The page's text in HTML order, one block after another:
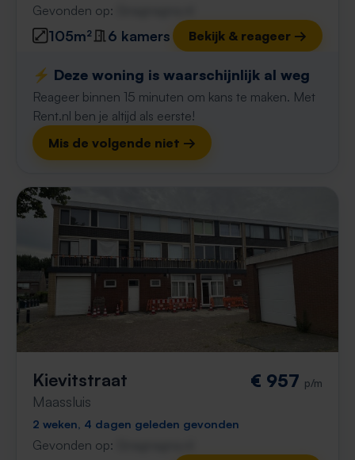
Gevonden op:
105m² 6 kamers Bekijk & reageer →
⚡️ Deze woning is waarschijnlijk al weg
Reageer binnen 15 minuten om kans te maken. Met
Rent.nl ben je altijd als eerste!
Mis de volgende niet →
Kievitstraat
Maassluis
€ 957 p/m
2 weken, 4 dagen geleden gevonden
Gevonden op: